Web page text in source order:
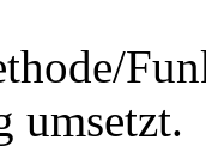
umsetzt.